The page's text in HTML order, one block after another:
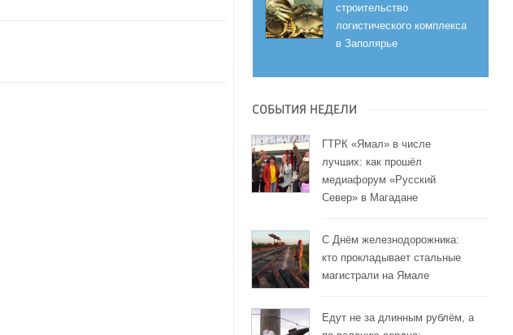
строительство
логистического комплекса
в Заполярье
СОБЫТИЯ НЕДЕЛИ
ГТРК «Ямал» в числе
лучших: как прошёл
медиафорум «Русский
Север» в Магадане
С Днём железнодорожника:
кто прокладывает стальные
магистрали на Ямале
Едут не за длинным рублём, а